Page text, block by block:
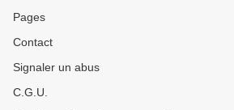
Pages
Contact
Signaler un abus
C.G.U.